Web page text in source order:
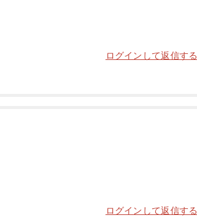
ログインして返信する
ログインして返信する